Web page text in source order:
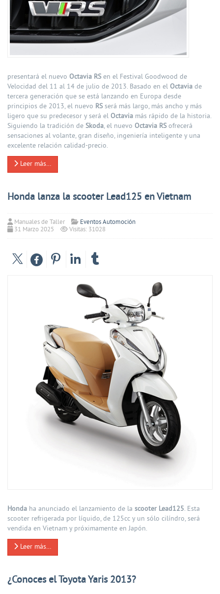
presentará el nuevo Octavia RSen el Festival Goodwood de
Velocidad del 11 al 14 de julio de 2013. Basado en el Octavia de
tercera generación que se está lanzando en Europa desde
principios de 2013, el nuevo RSserá más largo, más ancho y más
ligero que su predecesor y será el Octavia más rápido de la historia.
Siguiendo la tradición de Skoda, el nuevo Octavia RSofrecerá
sensaciones al volante, gran diseño, ingeniería inteligente y una
excelente relación calidad-precio.
Leer más…
Honda lanza la scooter Lead125 en Vietnam
Manuales de Taller
Eventos Automoción
31 Marzo 2025
Visitas: 31028
Honda ha anunciado el lanzamiento de la scooter Lead125. Esta
scooter refrigerada por líquido, de 125cc y un sólo cilíndro, será
vendida en Vietnam y próximamente en Japón.
Leer más…
¿Conoces el Toyota Yaris 2013?